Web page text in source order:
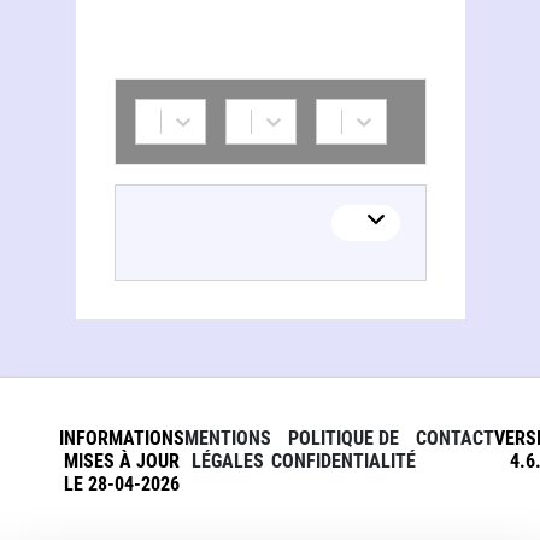
INFORMATIONS
MISES À JOUR
LE 28-04-2026
MENTIONS
LÉGALES
POLITIQUE DE
CONFIDENTIALITÉ
CONTACT